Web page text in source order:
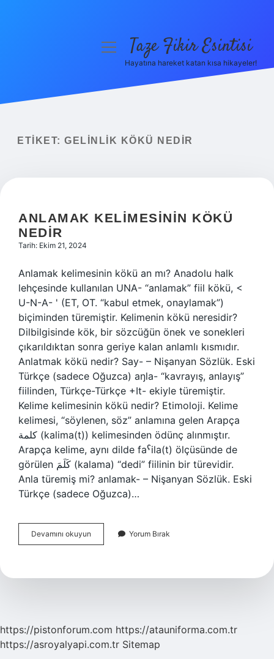
Yasal Uyarı
menüyüTaze Fikir Esintisi
Hayatına hareket katan kısa hikayeler!
ETIKET: GELINLIK KÖKÜ NEDIR
ANLAMAK KELIMESININ KÖKÜ
NEDIR
Tarih: Ekim 21, 2024
Anlamak kelimesinin kökü an mı? Anadolu halk
lehçesinde kullanılan UNA- “anlamak” fiil kökü, <
U-N-A- ' (ET, OT. “kabul etmek, onaylamak”)
biçiminden türemiştir. Kelimenin kökü neresidir?
Dilbilgisinde kök, bir sözcüğün önek ve sonekleri
çıkarıldıktan sonra geriye kalan anlamlı kısmıdır.
Anlatmak kökü nedir? Say- – Nişanyan Sözlük. Eski
Türkçe (sadece Oğuzca) aŋla- “kavrayış, anlayış”
fiilinden, Türkçe-Türkçe +It- ekiyle türemiştir.
Kelime kelimesinin kökü nedir? Etimoloji. Kelime
kelimesi, “söylenen, söz” anlamına gelen Arapça
كلمة (kalima(t)) kelimesinden ödünç alınmıştır.
Arapça kelime, aynı dilde faˁila(t) ölçüsünde de
görülen كَلَمَ (kalama) “dedi” fiilinin bir türevidir.
Anla türemiş mi? anlamak- – Nişanyan Sözlük. Eski
Türkçe (sadece Oğuzca)…
Devamını okuyun Anlamak
Kelimesinin
Yorum Bırak
https://pistonforum.com https://atauniforma.com.tr
https://asroyalyapi.com.tr Sitemap